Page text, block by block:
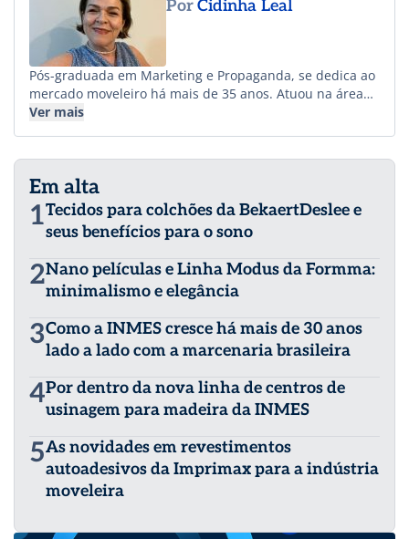
PorCidinha Leal
Pós-graduada em Marketing e Propaganda, se dedica ao
mercado moveleiro há mais de 35 anos. Atuou na área
financeira e comercial de fábricas de móveis e se dedica
de móveis e também é presença constante nas
principais feiras nacionais e internacionais do setor.
Ver mais
Em alta
1Tecidos para colchões da BekaertDeslee e
seus benefícios para o sono
2Nano películas e Linha Modus da Formma:
minimalismo e elegância
3Como a INMES cresce há mais de 30 anos
lado a lado com a marcenaria brasileira
4Por dentro da nova linha de centros de
usinagem para madeira da INMES
5As novidades em revestimentos
autoadesivos da Imprimax para a indústria
moveleira